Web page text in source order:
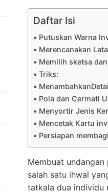
Daftar Isi
Putuskan Warna
Merencanakan
Memilih sketsa
Triks:
Pola dan Cermati
Menyortir Jenis
Mencetak Kartu
Persiapan
Membuat
salah satu ihwal
tatkala dua individu